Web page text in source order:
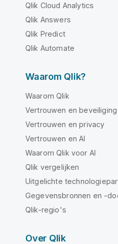
Qlik Cloud Analytics
Qlik Answers
Qlik Predict
Qlik Automate
Waarom Qlik?
Waarom Qlik
Vertrouwen en beveiliging
Vertrouwen en privacy
Vertrouwen en AI
Waarom Qlik voor AI
Qlik vergelijken
Uitgelichte
Gegevensbronnen en -
Qlik-regio's
Over Qlik